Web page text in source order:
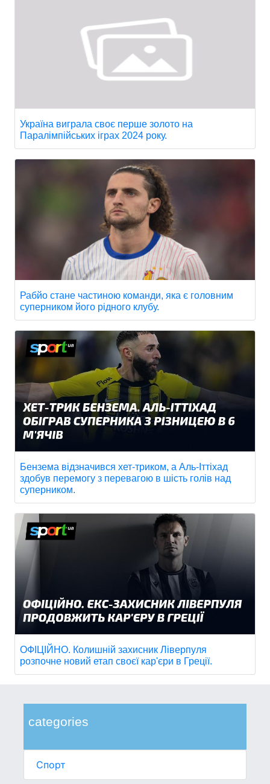
categories
Спорт
Україна виграла своє перше золото на
Паралімпійських іграх 2024 року.
Рабйо стане частиною команди, яка є головним
суперником його рідного клубу.
Бензема відзначився хет-триком, а Аль-Іттіхад
здобув перемогу з перевагою в шість голів над
суперником.
ОФІЦІЙНО. Колишній захисник Ліверпуля
розпочне новий етап своєї кар'єри в Греції.